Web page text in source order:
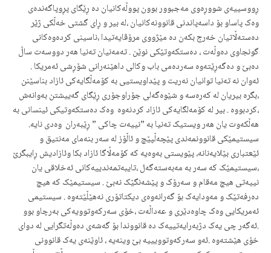
ڕووسییەی شووڕەوی مەجبوور بوون پووڵەکانیان دە ڕێگای پڕوپاگەندەی
وەک پاساو بۆ داسەپاندنی قانوونەکانیان ،لە بیر و ڕای گشتی خەڵکی ژێر
دەستەڵاتیان خەرج بکەن دە مێژووی مرۆڤایەتیدا ،ناسینی کردەوەکانی
گونجاوی دەوڵەت ، دەستکەوتێكی نوێن . تەمەنیان تەنیا هەر دووسەت ساڵ
دەبێ و دەگەڕێتەوە سەردەمی باب وکالی دا‌هێنەرانی شۆڕشی ئەمریکا .
ئەوان نە تەنیا توانیان نەریت و پێداویستیی بە کۆمەڵگایەکی ئازاد بناسێنن
،بگرە بیریان لە کەرەسە و شێوەگەلی جۆراوجۆری ڕێگای گەییشتن بەوانەش
،کردبووە . بیر لە کۆمەلگایەکی ئازاد کردنەوە وەک دەستکەوتیکی ئینسانی بە
هەڵکەوت یان هەر ویستیک تەنیا بە ”نییەت چاکی ” ڕێبەران وەدی نایە.
سیستیمێکی قانوونمەندی پێچەڵپێچ و ئاڵۆز لە سەر بنەمای مەنتیق و
ئێعتباری بێلایەنانە، پێویستی بەوەیە کە کۆمەڵاگا ئازاد بکا وئازادیش ڕایبگرێ
،سیستیمێک کە سەر بە مەبەستەگەل ،تایبەتمەندییەکانی ئەخلاقی یان
نییەتی هیچ مەقام و سەرۆک و پێشەنگێک نەبێ . سیستیمێک کە هیچ
دەرفەتێک و مەودایەک بۆ گەرانەوەی دیکتاتۆری نەهێڵێتەوە . سیستیمی
ئەمریکایی وەک چاوەدێری و عەداڵەت ،خۆی سەرکەوتوویەکی بەرچاو بوو
.ئەگەر چی یەک دژبەرایەتییەک دە قانووندا بۆ گەشەی دەوڵەتگرایی لە دوای
خۆی هێشتەوە .ئەو سەرکەوتوویییە بێ وینەیە ، ئاوێنەی یەک قانوونی